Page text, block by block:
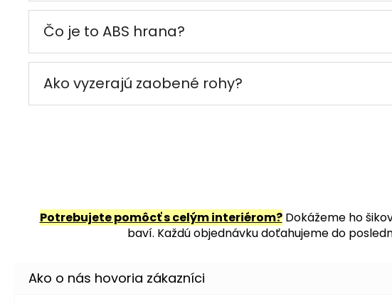
Čo je to ABS hrana?
Ako vyzerajú zaobené rohy?
Potrebujete pomôcť s celým interiérom?Dokážeme ho
baví. Každú objednávku doťahujeme do